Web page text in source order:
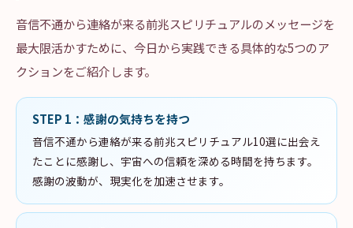
音信不通から連絡が来る前兆スピリチュアルのメッセージを
最大限活かすために、今日から実践できる具体的な5つのア
クションをご紹介します。
STEP 1 ： 感謝の気持ちを持つ
音信不通から連絡が来る前兆スピリチュアル10選に出会え
たことに感謝し、宇宙への信頼を深める時間を持ちます。
感謝の波動が、現実化を加速させます。